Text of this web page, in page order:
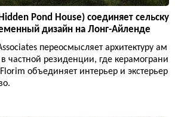
Pond House) соединяет сельску
дизайн на Лонг-Айленде
переосмысляет архитектуру ам
частной резиденции, где керамограни
объединяет интерьер и экстерьер